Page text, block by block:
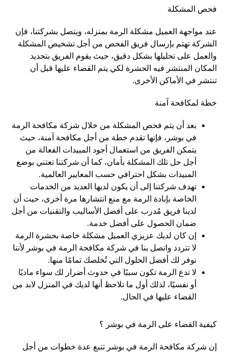
فحص المشكلة
عند مواجهة العميل مشكلة الرمة بمنزله، ويتصل بشركتنا، فإن
الشركة تهتم بإرسال فريق الفحص من أجل تشخيص المشكلة
والعمل على تحليلها بشكل دقيق، حيث يقوم الفريق بتحديد
المكان المنتشر فيه الحشرة لكي يتم القضاء عليها قبل أن
تنتشر في الأماكن الأخرى.
خطة لمكافحة آمنة
بعد أن يتم فحص المشكلة من خلال شركة مكافحة الرمة
في بوشر، فإنها تقدم خطة من أجل مكافحة آمنة، حيث
يتمكن الفريق من استعمال أجود المبيدات الفعالة من
أجل حل تلك المشكلة بأمان، كما أن شركتنا تعتني بوضع
المبيدات بشكل احترافي حسب المعايير العالمية.
تهدف شركتنا إلى أن يكون لديها العديد من الخدمات
الخاصة بإبادة الرمة مع منع انتشارها مرة أخرى، حيث أن
لدينا فريق مُدرب على أفضل الأساليب والتقنيات من أجل
ضمان الحصول على أفضل خدمة.
إن كان لديك عزيزي العميل مشكلة خاصة بحشرة الرمة
لا تتردد واتصل بنا في شركة مكافحة الرمة في بوشر لأننا
نوفر لك أفضل الحلول التي تُخلصك تمامًا منها.
لا تدع الرمة تكون سببًا في حدوث أضرار لك سواء ماديًا
أو نفسيًا، لذلك أول ما تلاحظ أنها لديك في المنزل لابد من
القضاء عليها في الحال.
كيفية القضاء على الرمة في بوشر ؟
إن شركة مكافحة الرمة في بوشر تتبع عدة خطوات من أجل